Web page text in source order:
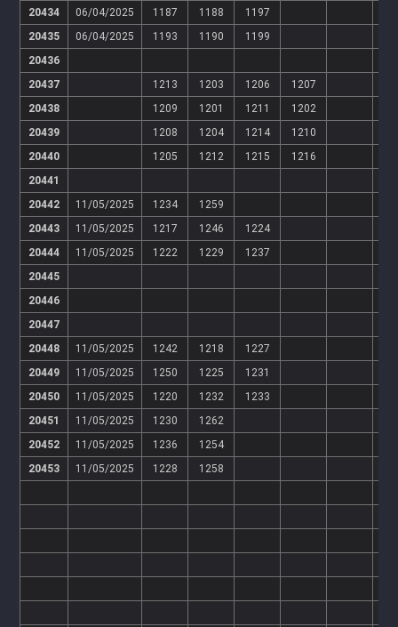
20434
06/04/2025 1187 1188
1197
20435
06/04/2025 1193 1190
1199
20436
20437
1213 1203 1206
1207
20438
1209 1201 1211
1202
20439
1208 1204 1214
1210
20440
1205 1212 1215
1216
20441
20442
11/05/2025 1234
1259
20443
11/05/2025 1217 1246
1224
20444
11/05/2025 1222 1229
1237
20445
20446
20447
20448
11/05/2025 1242 1218
1227
20449
11/05/2025 1250 1225
1231
20450
11/05/2025 1220 1232
1233
20451
11/05/2025 1230
1262
20452
11/05/2025 1236
1254
20453
11/05/2025 1228 1258